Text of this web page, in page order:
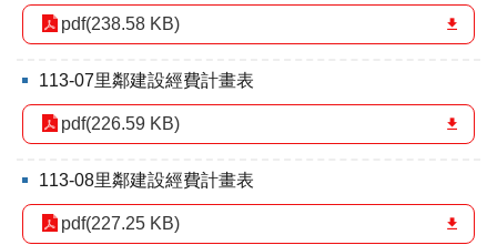
pdf(238.58 KB)
113-07里鄰建設經費計畫表
pdf(226.59 KB)
113-08里鄰建設經費計畫表
pdf(227.25 KB)